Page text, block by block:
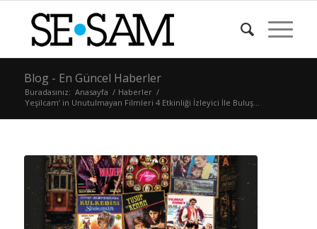
Blog - En Güncel Haberler
Buradasınız: Anasayfa / Haberler /
Yeşilcam’ in Unutulmayan Filmleri 4 Etkinliği İzleyici İle Buluş...